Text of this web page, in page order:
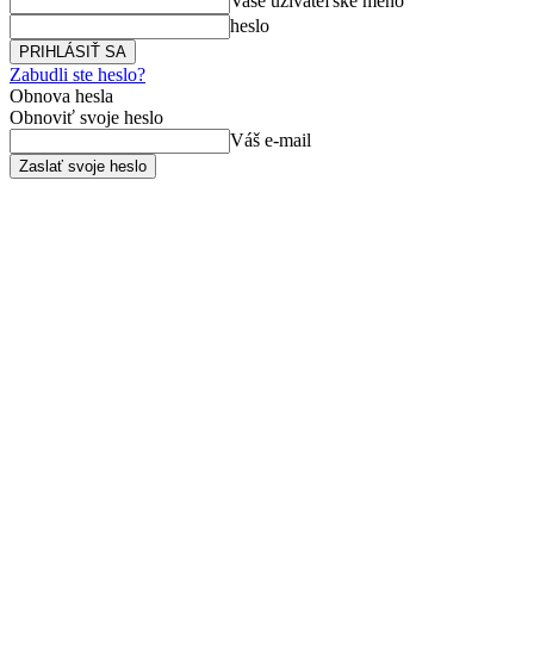
heslo
Zabudli ste heslo?
Obnova hesla
Obnoviť svoje heslo
Váš e-mail